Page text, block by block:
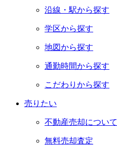
沿線・駅から探す
学区から探す
地図から探す
通勤時間から探す
こだわりから探す
売りたい
不動産売却について
無料売却査定